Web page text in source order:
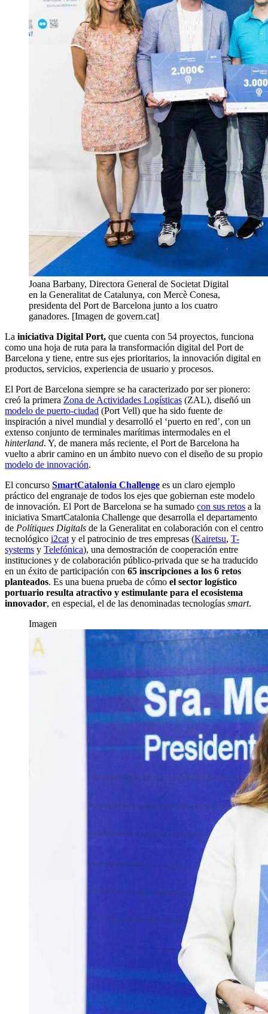
Joana Barbany, Directora General de Societat Digital
en la Generalitat de Catalunya, con Mercè Conesa,
presidenta del Port de Barcelona junto a los cuatro
ganadores. [Imagen de govern.cat]
La iniciativa Digital Port, que cuenta con 54 proyectos, funciona
como una hoja de ruta para la transformación digital del Port de
Barcelona y tiene, entre sus ejes prioritarios, la innovación digital en
productos, servicios, experiencia de usuario y procesos.
El Port de Barcelona siempre se ha caracterizado por ser pionero:
creó la primera Zona de Actividades Logísticas (ZAL), diseñó un
modelo de puerto-ciudad (Port Vell) que ha sido fuente de
inspiración a nivel mundial y desarrolló el ‘puerto en red’, con un
extenso conjunto de terminales marítimas intermodales en el
hinterland. Y, de manera más reciente, el Port de Barcelona ha
vuelto a abrir camino en un ámbito nuevo con el diseño de su propio
modelo de innovación.
El concurso SmartCatalonia Challenge es un claro ejemplo
práctico del engranaje de todos los ejes que gobiernan este modelo
de innovación. El Port de Barcelona se ha sumado con sus retos a la
iniciativa SmartCatalonia Challenge que desarrolla el departamento
de Polítiques Digitals de la Generalitat en colaboración con el centro
tecnológico i2cat y el patrocinio de tres empresas (Kairetsu, T-
systems y Telefónica), una demostración de cooperación entre
instituciones y de colaboración público-privada que se ha traducido
en un éxito de participación con 65 inscripciones a los 6 retos
planteados. Es una buena prueba de cómo el sector logístico
portuario resulta atractivo y estimulante para el ecosistema
innovador, en especial, el de las denominadas tecnologías smart.
Imagen